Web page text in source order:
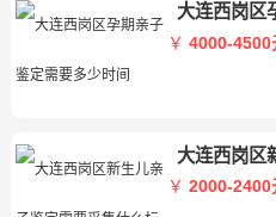
大连西岗区
￥ 4000-4500
￥ 2000-2400